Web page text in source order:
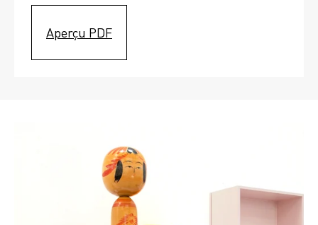
Aperçu PDF